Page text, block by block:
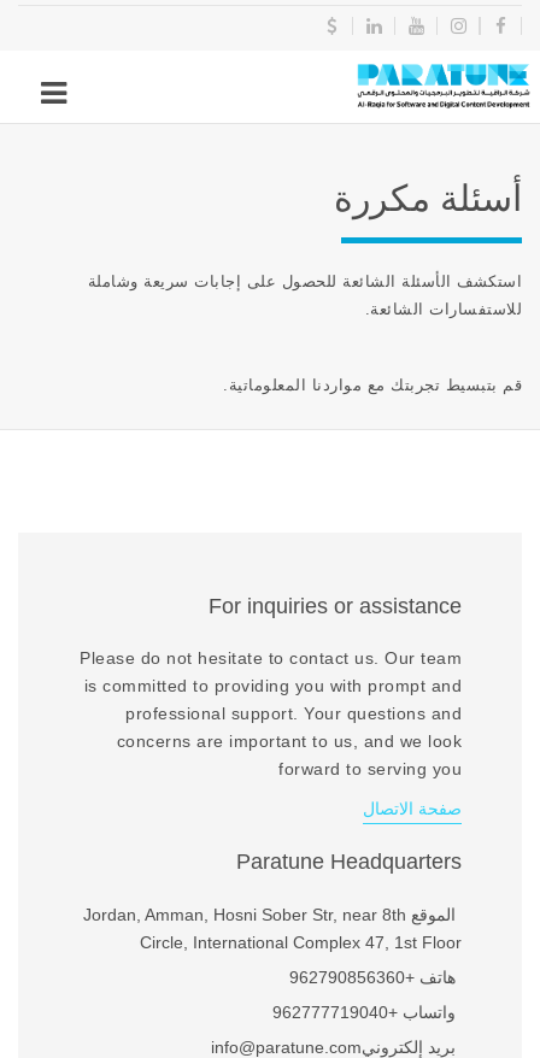
أسئلة مكررة
استكشف الأسئلة الشائعة للحصول على إجابات سريعة وشاملة
للاستفسارات الشائعة.
قم بتبسيط تجربتك مع مواردنا المعلوماتية.
For inquiries or assistance
Please do not hesitate to contact us. Our team
is committed to providing you with prompt and
professional support. Your questions and
concerns are important to us, and we look
forward to serving you
صفحة الاتصال
Paratune Headquarters
الموقع Jordan, Amman, Hosni Sober Str, near 8th
Circle, International Complex 47, 1st Floor
هاتف +962790856360
واتساب +962777719040
بريد إلكترونيinfo@paratune.com